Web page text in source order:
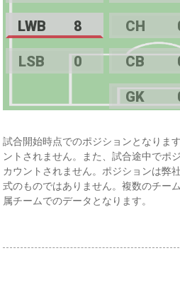
LWB 8 CH
LSB 0 CB
GK
試合開始時点でのポジションとなりま
ントされません。また、試合途中でポ
カウントされません。ポジションは弊
式のものではありません。複数のチー
属チームでのデータとなります。